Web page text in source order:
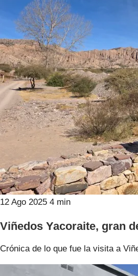
12 Ago 2025 4 min
Viñedos Yacoraite, gran
Crónica de lo que fue la visita a